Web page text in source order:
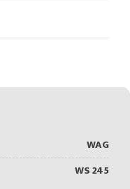
WAG
WS 245